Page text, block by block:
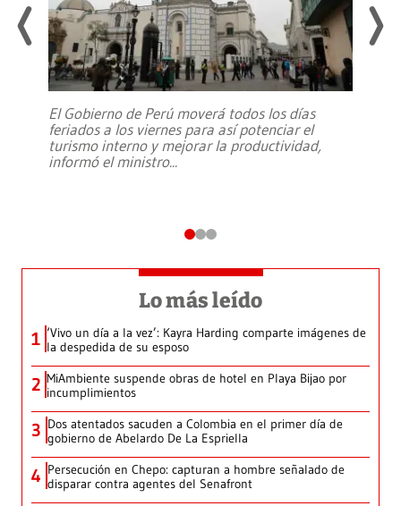
El Gobierno de Perú moverá todos los días
feriados a los viernes para así potenciar el
turismo interno y mejorar la productividad,
informó el ministro...
Lo más leído
1 ‘Vivo un día a la vez’: Kayra Harding comparte imágenes de
la despedida de su esposo
2 MiAmbiente suspende obras de hotel en Playa Bijao por
incumplimientos
3 Dos atentados sacuden a Colombia en el primer día de
gobierno de Abelardo De La Espriella
4 Persecución en Chepo: capturan a hombre señalado de
disparar contra agentes del Senafront